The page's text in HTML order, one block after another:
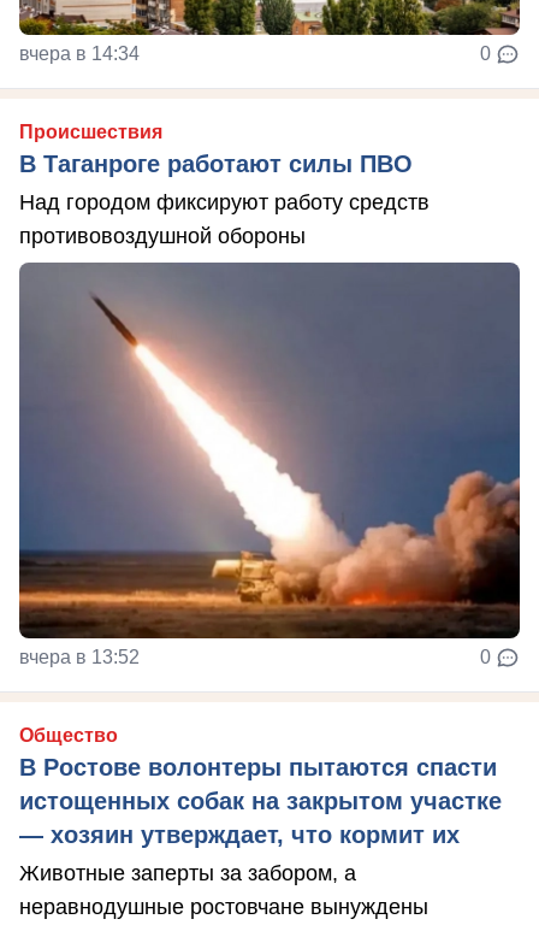
вчера в 14:34 0
Происшествия
В Таганроге работают силы ПВО
Над городом фиксируют работу средств
противовоздушной обороны
вчера в 13:52 0
Общество
В Ростове волонтеры пытаются спасти
истощенных собак на закрытом участке
— хозяин утверждает, что кормит их
Животные заперты за забором, а
неравнодушные ростовчане вынуждены